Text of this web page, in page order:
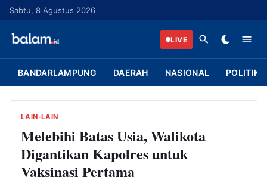
u
Sabtu, 8 Agustus 2026
LIVE
BANDARLAMPUNG DAERAH NASIONAL POLITIK
LAIN-LAIN
Melebihi Batas Usia, Walikota
Digantikan Kapolres untuk
Vaksinasi Pertama